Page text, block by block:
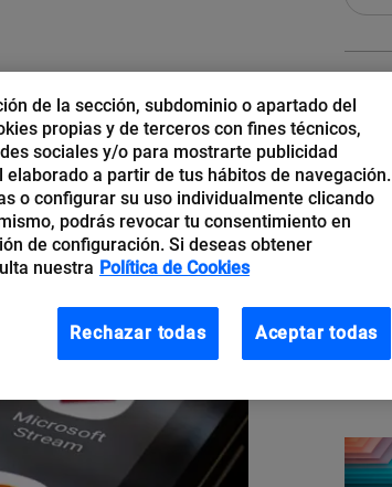
de la sección, subdominio o apartado del
propias y de terceros con fines técnicos,
sociales y/o para mostrarte publicidad
a partir de tus hábitos de navegación.
o configurar su uso individualmente clicando
podrás revocar tu consentimiento en
de configuración. Si deseas obtener
nuestra Política de Cookies
Rechazar todas Aceptar todas